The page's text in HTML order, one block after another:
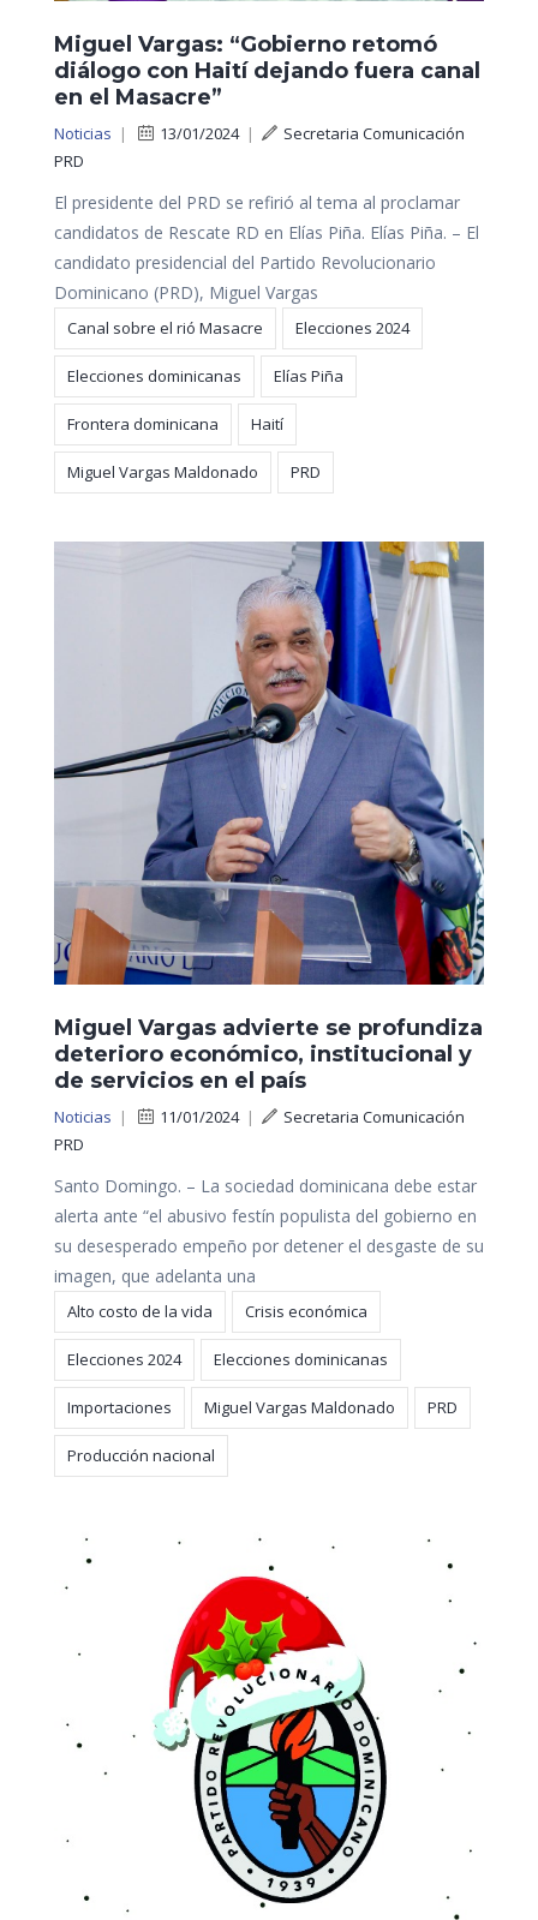
Miguel Vargas: “Gobierno retomó
diálogo con Haití dejando fuera canal
en el Masacre”
Noticias | 13/01/2024|
Secretaria Comunicación
PRD
El presidente del PRD se refirió al tema al proclamar
candidatos de Rescate RD en Elías Piña. Elías Piña. – El
candidato presidencial del Partido Revolucionario
Dominicano (PRD), Miguel Vargas
Canal sobre el rió Masacre Elecciones 2024
Elecciones dominicanas Elías Piña
Frontera dominicana Haití
Miguel Vargas Maldonado PRD
Miguel Vargas advierte se profundiza
deterioro económico, institucional y
de servicios en el país
Noticias | 11/01/2024|
Secretaria Comunicación
PRD
Santo Domingo. – La sociedad dominicana debe estar
alerta ante “el abusivo festín populista del gobierno en
su desesperado empeño por detener el desgaste de su
imagen, que adelanta una
Alto costo de la vida Crisis económica
Elecciones 2024 Elecciones dominicanas
Importaciones Miguel Vargas Maldonado PRD
Producción nacional